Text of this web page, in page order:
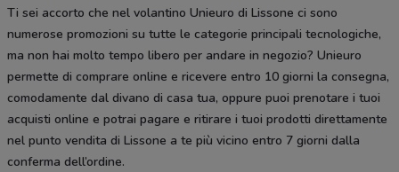
Ti sei accorto che nel volantino Unieuro di Lissone ci sono
numerose promozioni su tutte le categorie principali tecnologiche,
ma non hai molto tempo libero per andare in negozio? Unieuro
permette di comprare online e ricevere entro 10 giorni la consegna,
comodamente dal divano di casa tua, oppure puoi prenotare i tuoi
acquisti online e potrai pagare e ritirare i tuoi prodotti direttamente
nel punto vendita di Lissone a te più vicino entro 7 giorni dalla
conferma dell’ordine.